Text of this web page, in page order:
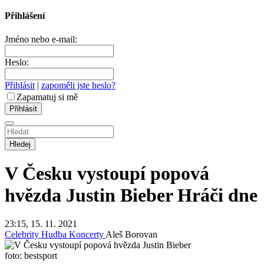
Přihlášení
Jméno nebo e-mail:
Heslo:
Přihlásit | zapoměli jste heslo?
Zapamatuj si mě
Hledej
V Česku vystoupí popová
hvězda Justin Bieber Hráči dne
23:15, 15. 11. 2021
Celebrity Hudba KoncertyAleš Borovan
foto: bestsport